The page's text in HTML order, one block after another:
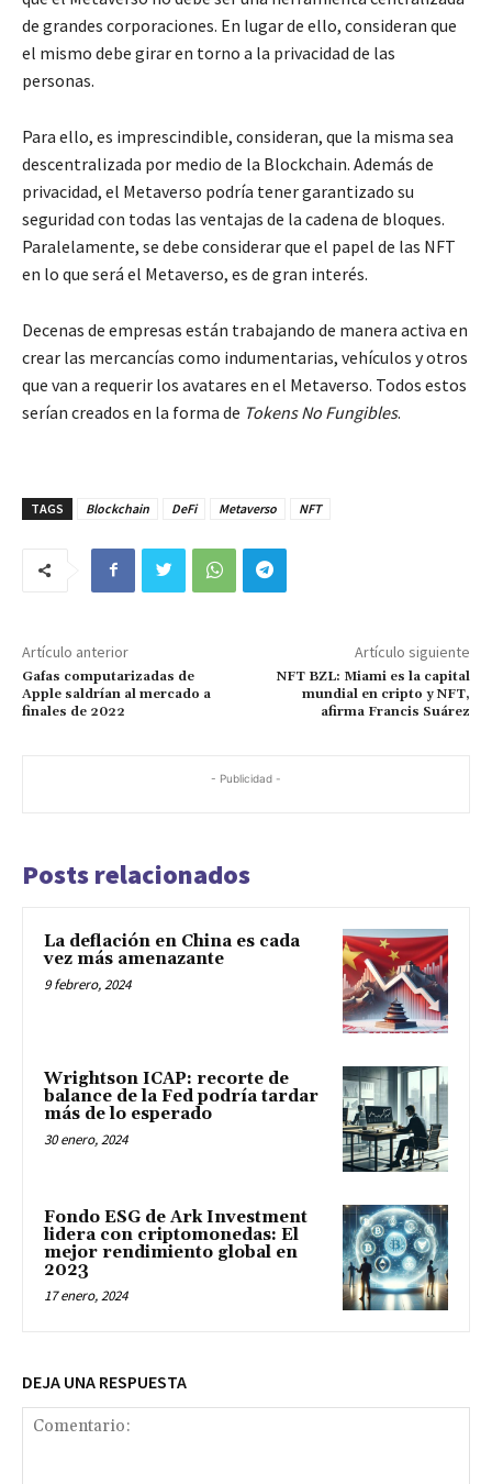
de grandes corporaciones. En lugar de ello, consideran que
el mismo debe girar en torno a la privacidad de las
personas.
Para ello, es imprescindible, consideran, que la misma sea
descentralizada por medio de la Blockchain. Además de
privacidad, el Metaverso podría tener garantizado su
seguridad con todas las ventajas de la cadena de bloques.
Paralelamente, se debe considerar que el papel de las NFT
en lo que será el Metaverso, es de gran interés.
Decenas de empresas están trabajando de manera activa en
crear las mercancías como indumentarias, vehículos y otros
que van a requerir los avatares en el Metaverso. Todos estos
serían creados en la forma de Tokens No Fungibles.
TAGS Blockchain DeFi Metaverso NFT
Artículo anterior
Gafas computarizadas de
Apple saldrían al mercado a
finales de 2022
Artículo siguiente
NFT BZL: Miami es la capital
mundial en cripto y NFT,
afirma Francis Suárez
- Publicidad -
Posts relacionados
La deflación en China es cada
vez más amenazante
9 febrero, 2024
Wrightson ICAP: recorte de
balance de la Fed podría tardar
más de lo esperado
30 enero, 2024
Fondo ESG de Ark Investment
lidera con criptomonedas: El
mejor rendimiento global en
2023
17 enero, 2024
DEJA UNA RESPUESTA